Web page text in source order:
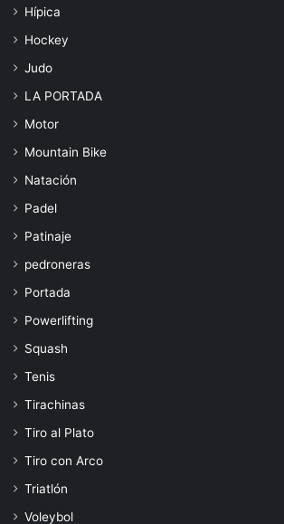
Hípica
Hockey
Judo
LA PORTADA
Motor
Mountain Bike
Natación
Padel
Patinaje
pedroneras
Portada
Powerlifting
Squash
Tenis
Tirachinas
Tiro al Plato
Tiro con Arco
Triatlón
Voleybol